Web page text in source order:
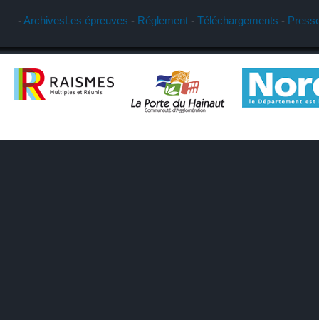
-ArchivesLes épreuves - Réglement - Téléchargements -